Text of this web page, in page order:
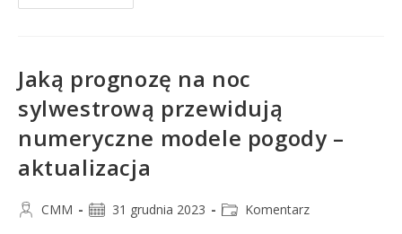
Jaką prognozę na noc
sylwestrową przewidują
numeryczne modele pogody –
aktualizacja
CMM 31 grudnia 2023 Komentarz